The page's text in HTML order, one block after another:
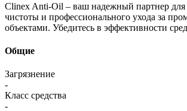
Clinex Anti-Oil – ваш надежный партнер
чистоты и профессионального ухода за
объектами. Убедитесь в эффективности
Общие
Загрязнение
-
Класс средства
-